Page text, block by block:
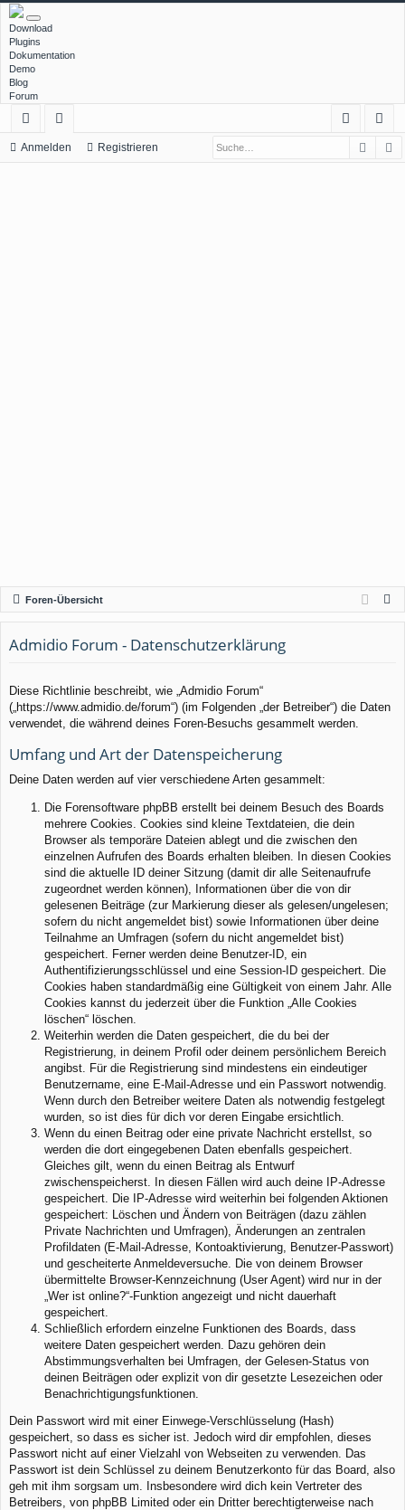
Download
Plugins
Dokumentation
Demo
Blog
Forum
ch
or
Anmelden Registrieren
Foren-Übersicht
Admidio Forum - Datenschutzerklärung
Diese Richtlinie beschreibt, wie „Admidio Forum“
(„https://www.admidio.de/forum“) (im Folgenden „der Betreiber“) die Daten
verwendet, die während deines Foren-Besuchs gesammelt werden.
Umfang und Art der Datenspeicherung
Deine Daten werden auf vier verschiedene Arten gesammelt:
Die Forensoftware phpBB erstellt bei deinem Besuch des Boards
mehrere Cookies. Cookies sind kleine Textdateien, die dein
Browser als temporäre Dateien ablegt und die zwischen den
einzelnen Aufrufen des Boards erhalten bleiben. In diesen Cookies
sind die aktuelle ID deiner Sitzung (damit dir alle Seitenaufrufe
zugeordnet werden können), Informationen über die von dir
gelesenen Beiträge (zur Markierung dieser als gelesen/ungelesen;
sofern du nicht angemeldet bist) sowie Informationen über deine
Teilnahme an Umfragen (sofern du nicht angemeldet bist)
gespeichert. Ferner werden deine Benutzer-ID, ein
Authentifizierungsschlüssel und eine Session-ID gespeichert. Die
Cookies haben standardmäßig eine Gültigkeit von einem Jahr. Alle
Cookies kannst du jederzeit über die Funktion „Alle Cookies
löschen“ löschen.
Weiterhin werden die Daten gespeichert, die du bei der
Registrierung, in deinem Profil oder deinem persönlichem Bereich
angibst. Für die Registrierung sind mindestens ein eindeutiger
Benutzername, eine E-Mail-Adresse und ein Passwort notwendig.
Wenn durch den Betreiber weitere Daten als notwendig festgelegt
wurden, so ist dies für dich vor deren Eingabe ersichtlich.
Wenn du einen Beitrag oder eine private Nachricht erstellst, so
werden die dort eingegebenen Daten ebenfalls gespeichert.
Gleiches gilt, wenn du einen Beitrag als Entwurf
zwischenspeicherst. In diesen Fällen wird auch deine IP-Adresse
gespeichert. Die IP-Adresse wird weiterhin bei folgenden Aktionen
gespeichert: Löschen und Ändern von Beiträgen (dazu zählen
Private Nachrichten und Umfragen), Änderungen an zentralen
Profildaten (E-Mail-Adresse, Kontoaktivierung, Benutzer-Passwort)
und gescheiterte Anmeldeversuche. Die von deinem Browser
übermittelte Browser-Kennzeichnung (User Agent) wird nur in der
„Wer ist online?“-Funktion angezeigt und nicht dauerhaft
gespeichert.
Schließlich erfordern einzelne Funktionen des Boards, dass
weitere Daten gespeichert werden. Dazu gehören dein
Abstimmungsverhalten bei Umfragen, der Gelesen-Status von
deinen Beiträgen oder explizit von dir gesetzte Lesezeichen oder
Benachrichtigungsfunktionen.
Dein Passwort wird mit einer Einwege-Verschlüsselung (Hash)
gespeichert, so dass es sicher ist. Jedoch wird dir empfohlen, dieses
Passwort nicht auf einer Vielzahl von Webseiten zu verwenden. Das
Passwort ist dein Schlüssel zu deinem Benutzerkonto für das Board, also
geh mit ihm sorgsam um. Insbesondere wird dich kein Vertreter des
Betreibers, von phpBB Limited oder ein Dritter berechtigterweise nach